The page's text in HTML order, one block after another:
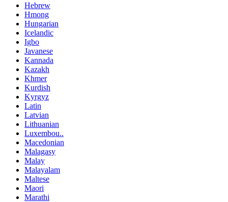
Hebrew
Hmong
Hungarian
Icelandic
Igbo
Javanese
Kannada
Kazakh
Khmer
Kurdish
Kyrgyz
Latin
Latvian
Lithuanian
Luxembou..
Macedonian
Malagasy
Malay
Malayalam
Maltese
Maori
Marathi